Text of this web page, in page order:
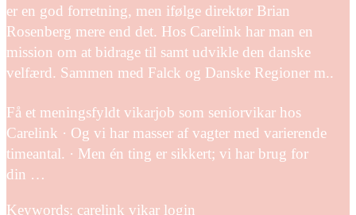
er en god forretning, men ifølge direktør Brian
Rosenberg mere end det. Hos Carelink har man en
mission om at bidrage til samt udvikle den danske
velfærd. Sammen med Falck og Danske Regioner m..
Få et meningsfyldt vikarjob som seniorvikar hos
Carelink · Og vi har masser af vagter med varierende
timeantal. · Men én ting er sikkert; vi har brug for
din …
Keywords: carelink vikar login